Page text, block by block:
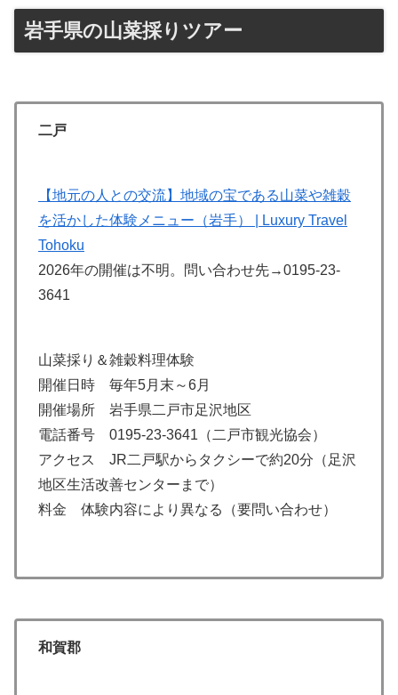
岩手県の山菜採りツアー
二戸
【地元の人との交流】地域の宝である山菜や雑穀
を活かした体験メニュー（岩手） | Luxury Travel
Tohoku
2026年の開催は不明。問い合わせ先→0195-23-
3641
山菜採り＆雑穀料理体験
開催日時 毎年5月末～6月
開催場所 岩手県二戸市足沢地区
電話番号 0195-23-3641（二戸市観光協会）
アクセス JR二戸駅からタクシーで約20分（足沢
地区生活改善センターまで）
料金 体験内容により異なる（要問い合わせ）
和賀郡